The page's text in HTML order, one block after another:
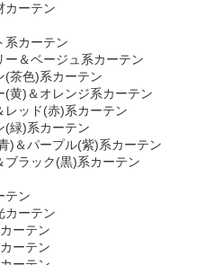
カーテン
系カーテン
ー＆ベージュ系カーテン
(茶色)系カーテン
(黄)＆オレンジ系カーテン
レッド(赤)系カーテン
(緑)系カーテン
)＆パープル(紫)系カーテン
ブラック(黒)系カーテン
テン
カーテン
ーテン
ーテン